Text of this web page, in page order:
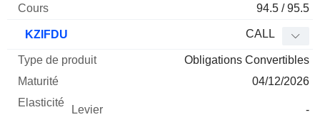
94.5 / 95.5
KZIFDU CALL
Obligations Convertibles
04/12/2026
-